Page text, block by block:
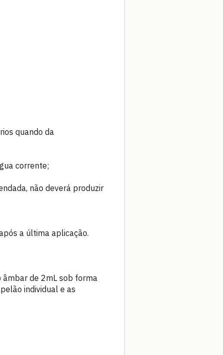
quando da
corrente;
não deverá produzir
a última aplicação.
de 2mL sob forma
individual e as